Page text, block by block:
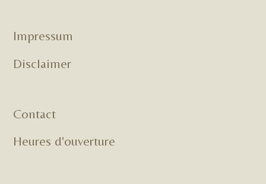
Impressum
Disclaimer
Contact
Heures d'ouverture